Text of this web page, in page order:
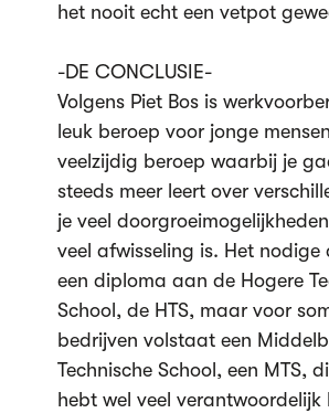
het nooit echt een vetpot
-DE CONCLUSIE-
Volgens Piet Bos is
leuk beroep voor jonge
veelzijdig beroep waarbij je
steeds meer leert over
je veel
veel afwisseling is. Het nodige
een diploma aan de Hogere
School, de HTS, maar voor
bedrijven volstaat een
Technische School, een MTS,
hebt wel veel verantwoordelijk